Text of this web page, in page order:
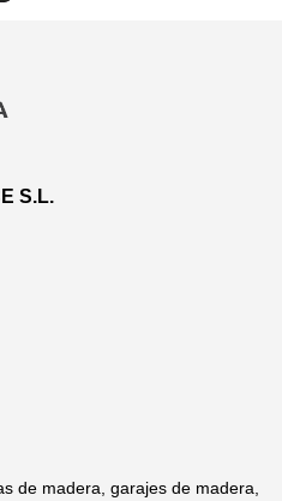
S.L.
de madera, garajes de madera,